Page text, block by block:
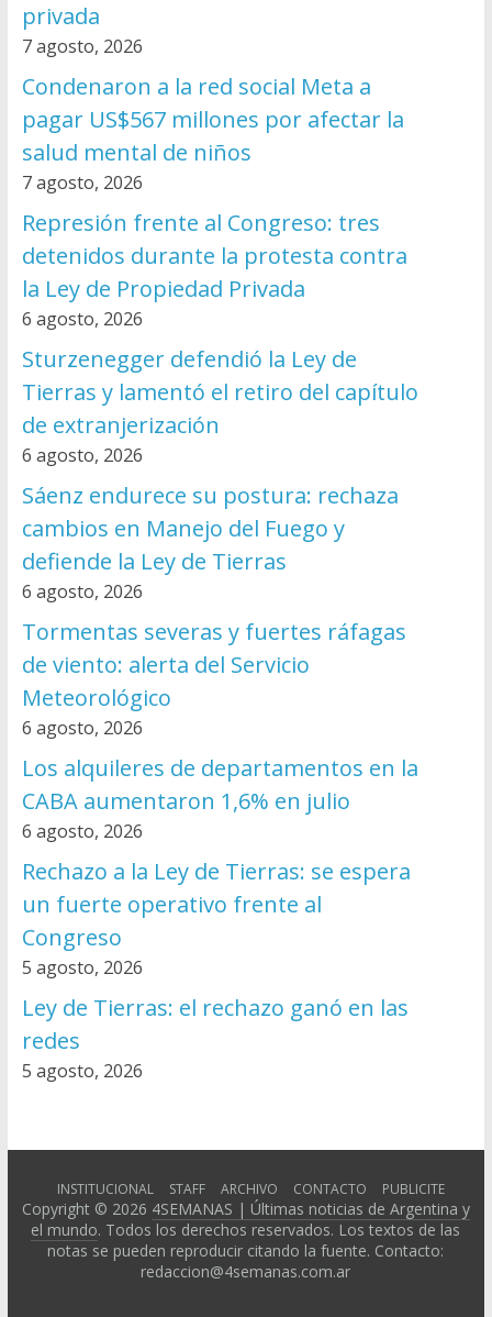
privada
7 agosto, 2026
Condenaron a la red social Meta a
pagar US$567 millones por afectar la
salud mental de niños
7 agosto, 2026
Represión frente al Congreso: tres
detenidos durante la protesta contra
la Ley de Propiedad Privada
6 agosto, 2026
Sturzenegger defendió la Ley de
Tierras y lamentó el retiro del capítulo
de extranjerización
6 agosto, 2026
Sáenz endurece su postura: rechaza
cambios en Manejo del Fuego y
defiende la Ley de Tierras
6 agosto, 2026
Tormentas severas y fuertes ráfagas
de viento: alerta del Servicio
Meteorológico
6 agosto, 2026
Los alquileres de departamentos en la
CABA aumentaron 1,6% en julio
6 agosto, 2026
Rechazo a la Ley de Tierras: se espera
un fuerte operativo frente al
Congreso
5 agosto, 2026
Ley de Tierras: el rechazo ganó en las
redes
5 agosto, 2026
INSTITUCIONAL STAFF ARCHIVO CONTACTO PUBLICITE
Copyright © 2026 4SEMANAS | Últimas noticias de Argentina y
el mundo. Todos los derechos reservados. Los textos de las
notas se pueden reproducir citando la fuente. Contacto:
redaccion@4semanas.com.ar